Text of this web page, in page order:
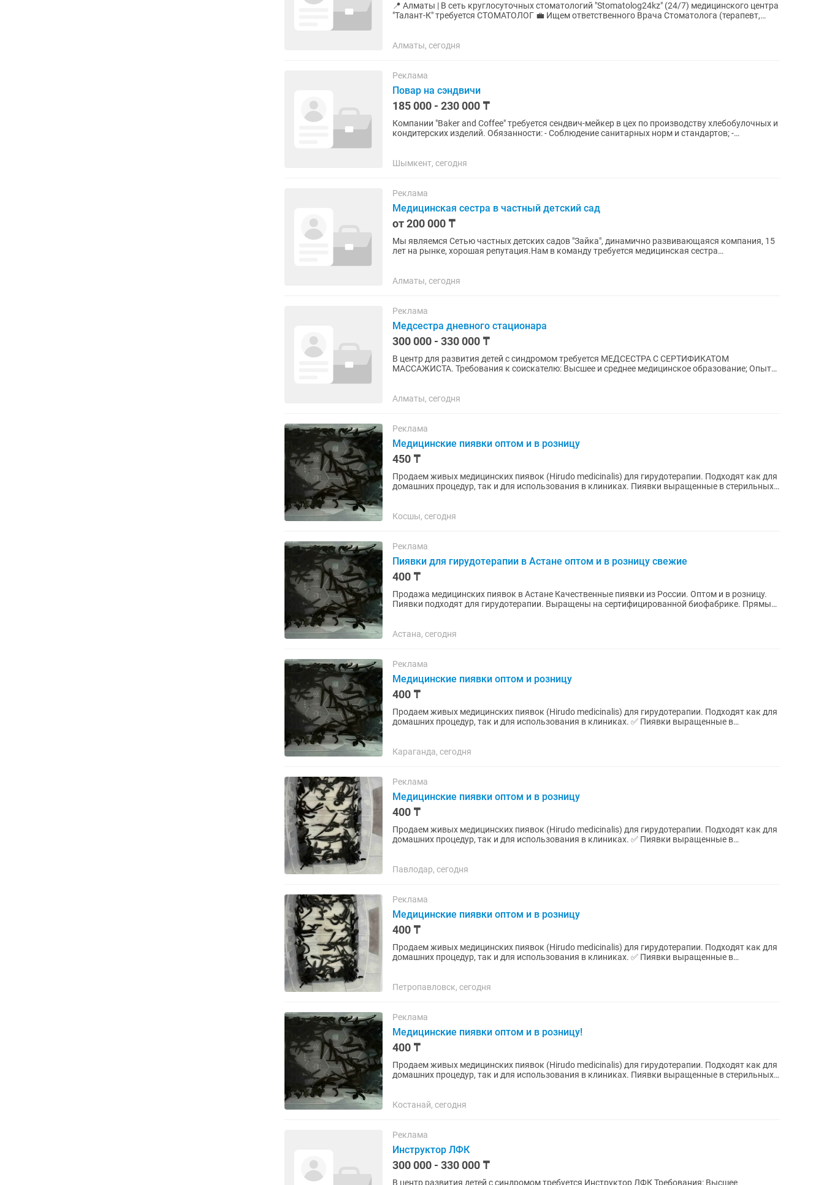
📍 Алматы | В сеть круглосуточных стоматологий "Stomatolog24kz" (24/7) медицинского центра
"Талант-К" требуется СТОМАТОЛОГ 💼 Ищем ответственного Врача Стоматолога (терапевт,
Алматы, сегодня
Реклама
Повар на сэндвичи
185 000 - 230 000 ₸
Компании "Baker and Coffee" требуется сендвич-мейкер в цех по производству хлебобулочных и
кондитерских изделий. Обязанности: - Соблюдение санитарных норм и стандартов; -
Шымкент, сегодня
Реклама
Медицинская сестра в частный детский сад
от 200 000 ₸
Мы являемся Сетью частных детских садов "Зайка", динамично развивающаяся компания, 15
лет на рынке, хорошая репутация.Нам в команду требуется медицинская сестра
Алматы, сегодня
Реклама
Медсестра дневного стационара
300 000 - 330 000 ₸
В центр для развития детей с синдромом требуется МЕДСЕСТРА С СЕРТИФИКАТОМ
МАССАЖИСТА. Требования к соискателю: Высшее и среднее медицинское образование; Опыт
Алматы, сегодня
Реклама
Медицинские пиявки оптом и в розницу
450 ₸
Продаем живых медицинских пиявок (Hirudo medicinalis) для гирудотерапии. Подходят как для
домашних процедур, так и для использования в клиниках. Пиявки выращенные в стерильных
Косшы, сегодня
Реклама
Пиявки для гирудотерапии в Астане оптом и в розницу свежие
400 ₸
Продажа медицинских пиявок в Астане Качественные пиявки из России. Оптом и в розницу.
Пиявки подходят для гирудотерапии. Выращены на сертифицированной биофабрике. Прямые
Астана, сегодня
Реклама
Медицинские пиявки оптом и розницу
400 ₸
Продаем живых медицинских пиявок (Hirudo medicinalis) для гирудотерапии. Подходят как для
домашних процедур, так и для использования в клиниках. ✅ Пиявки выращенные в
Караганда, сегодня
Реклама
Медицинские пиявки оптом и в розницу
400 ₸
Продаем живых медицинских пиявок (Hirudo medicinalis) для гирудотерапии. Подходят как для
домашних процедур, так и для использования в клиниках. ✅ Пиявки выращенные в
Павлодар, сегодня
Реклама
Медицинские пиявки оптом и в розницу
400 ₸
Продаем живых медицинских пиявок (Hirudo medicinalis) для гирудотерапии. Подходят как для
домашних процедур, так и для использования в клиниках. ✅ Пиявки выращенные в
Петропавловск, сегодня
Реклама
Медицинские пиявки оптом и в розницу!
400 ₸
Продаем живых медицинских пиявок (Hirudo medicinalis) для гирудотерапии. Подходят как для
домашних процедур, так и для использования в клиниках. Пиявки выращенные в стерильных
Костанай, сегодня
Реклама
Инструктор ЛФК
300 000 - 330 000 ₸
В центр развития детей с синдромом требуется Инструктор ЛФК Требования: Высшее